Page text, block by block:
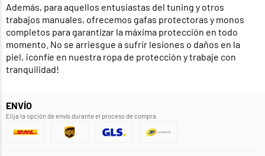
Además, para aquellos entusiastas del tuning y otros
trabajos manuales, ofrecemos gafas protectoras y monos
completos para garantizar la máxima protección en todo
momento. No se arriesgue a sufrir lesiones o daños en la
piel, ¡confíe en nuestra ropa de protección y trabaje con
tranquilidad!
ENVÍO
Elija la opción de envío durante el proceso de compra.